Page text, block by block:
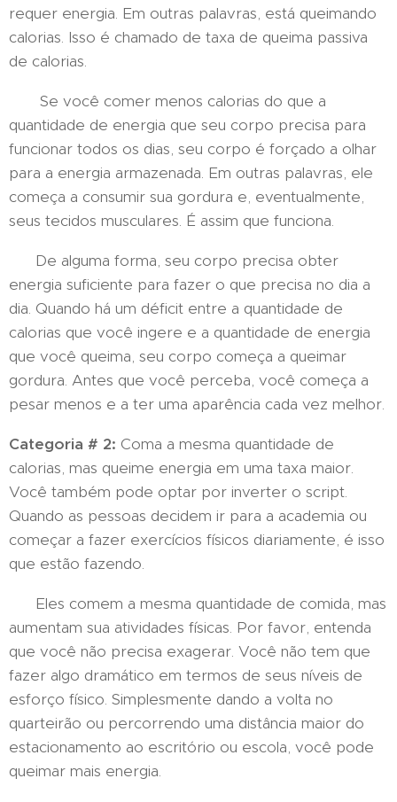
requer energia. Em outras palavras, está queimando
calorias. Isso é chamado de taxa de queima passiva
de calorias.
Se você comer menos calorias do que a
quantidade de energia que seu corpo precisa para
funcionar todos os dias, seu corpo é forçado a olhar
para a energia armazenada. Em outras palavras, ele
começa a consumir sua gordura e, eventualmente,
seus tecidos musculares. É assim que funciona.
De alguma forma, seu corpo precisa obter
energia suficiente para fazer o que precisa no dia a
dia. Quando há um déficit entre a quantidade de
calorias que você ingere e a quantidade de energia
que você queima, seu corpo começa a queimar
gordura. Antes que você perceba, você começa a
pesar menos e a ter uma aparência cada vez melhor.
Categoria # 2: Coma a mesma quantidade de
calorias, mas queime energia em uma taxa maior.
Você também pode optar por inverter o script.
Quando as pessoas decidem ir para a academia ou
começar a fazer exercícios físicos diariamente, é isso
que estão fazendo.
Eles comem a mesma quantidade de comida, mas
aumentam sua atividades físicas. Por favor, entenda
que você não precisa exagerar. Você não tem que
fazer algo dramático em termos de seus níveis de
esforço físico. Simplesmente dando a volta no
quarteirão ou percorrendo uma distância maior do
estacionamento ao escritório ou escola, você pode
queimar mais energia.